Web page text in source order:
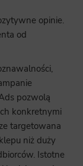
opinie.
od
pozwolą
konkretnymi
targetowana
niż duży
Istotne